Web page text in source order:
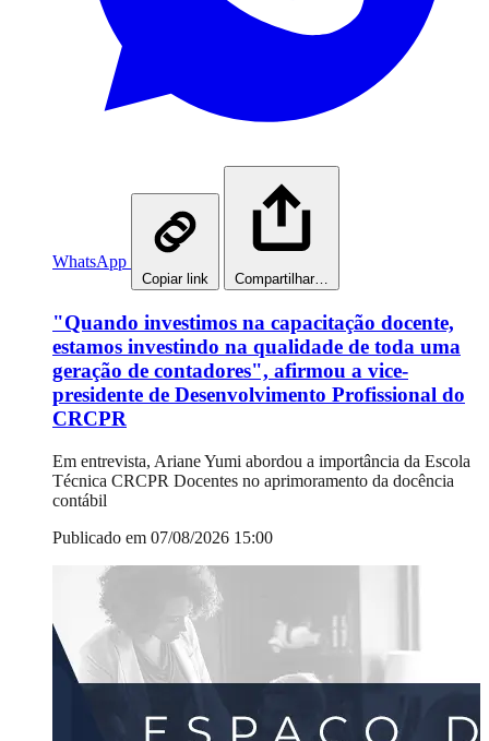
WhatsApp
Copiar link Compartilhar…
"Quando investimos na capacitação docente,
estamos investindo na qualidade de toda uma
geração de contadores", afirmou a vice-
presidente de Desenvolvimento Profissional do
CRCPR
Em entrevista, Ariane Yumi abordou a importância da Escola
Técnica CRCPR Docentes no aprimoramento da docência
contábil
Publicado em 07/08/2026 15:00